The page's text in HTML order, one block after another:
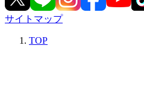
サイトマップ
TOP